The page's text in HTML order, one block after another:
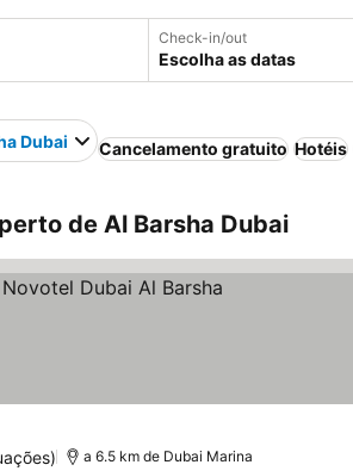
Check-in/out
Escolha as datas
Dubai Cancelamento gratuito Hotéis
de Al Barsha Dubai
a 6.5 km de Dubai Marina